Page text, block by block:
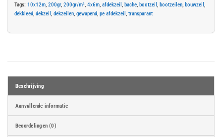
Tags: 10x12m, 200gr, 200gr/m², 4x6m, afdekzeil , bache, bootzeil , bootzeilen, bouwzeil ,
dekkleed, dekzeil , dekzeilen, gewapend, pe afdekzeil , transparant
Beschrijving
Aanvullende informatie
Beoordelingen (0)